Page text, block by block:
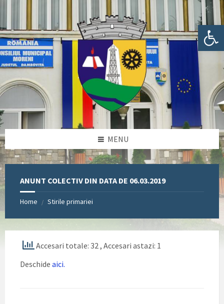
Deschide bara de unelte
sidebar
sidebar
MENU
ANUNT COLECTIV DIN DATA DE 06.03.2019
Home / Stirile primariei
Accesari totale: 32 , Accesari astazi: 1
Deschide aici.